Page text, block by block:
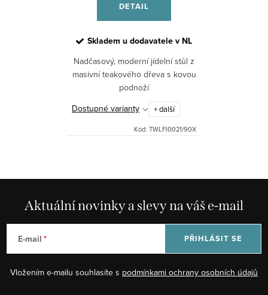
DETAIL
Skladem u dodavatele v NL
Nadčasový, moderní jídelní stůl z
masivní teakového dřeva s kovou
podnoží
Dostupné varianty
+ další
Kód: TWLFI0021/90X
Aktuální novinky a slevy na váš e-mail
E-mail
Vložením e-mailu souhlasíte s podmínkami ochrany osobních údajů
PŘIHLÁSIT SE